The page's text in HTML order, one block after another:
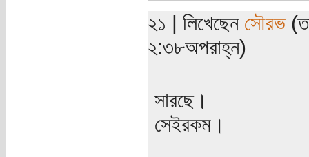
২১ | লিখেছেন সৌরভ
২:৩৮অপরাহ্ন)
সারছে।
সেইরকম।